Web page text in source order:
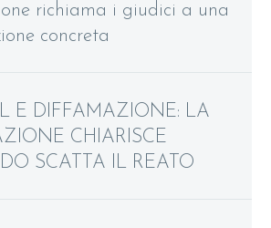
richiama i giudici a una
concreta
E DIFFAMAZIONE: LA
CHIARISCE
SCATTA IL REATO